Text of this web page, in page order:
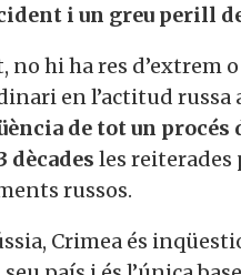
i un greu perill
no hi ha res d’extrem o
en l’actitud russa
de tot un procés
dècades les reiterades
russos.
Crimea és